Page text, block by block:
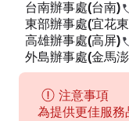
台南辦事處(台南)
東部辦事處(宜花
高雄辦事處(高屏)
外島辦事處(金馬
注意事項
為提供更佳服務